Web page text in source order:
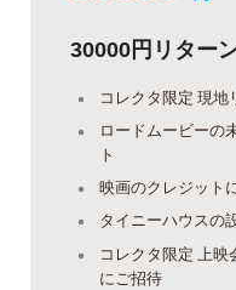
30000円リター
コレクタ限定 現
ロードムービーの
ト
映画のクレジット
タイニーハウスの
コレクタ限定 上
にご招待